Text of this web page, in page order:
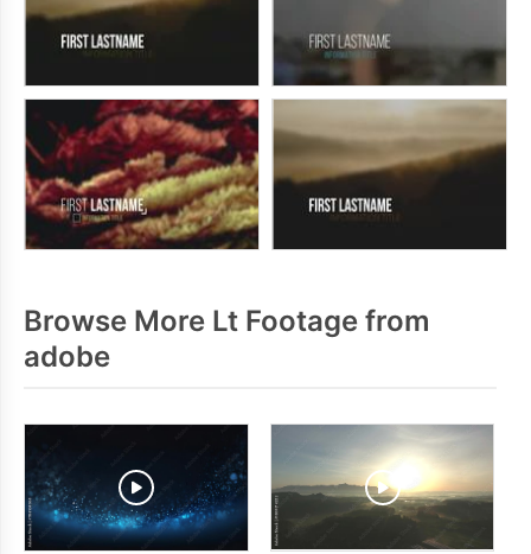
Browse More Lt Footage from
adobe